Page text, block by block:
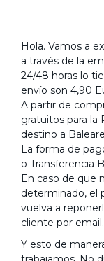
Hola. Vamos a
a través de la
24/48 horas lo
envío son 4,90
A partir de
gratuitos para la
destino a
La forma de
o Transferencia
En caso de que
determinado, el
vuelva a
cliente por email.
Y esto de